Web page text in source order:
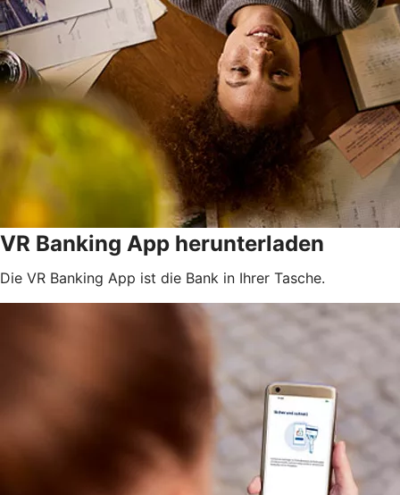
VR Banking App herunterladen
Die VR Banking App ist die Bank in Ihrer Tasche.